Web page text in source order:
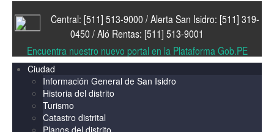
Central: [511] 513-9000 / Alerta San Isidro: [511] 319-
0450 / Aló Rentas: [511] 513-9001
Encuentra nuestro nuevo portal en la Plataforma Gob.PE
Ciudad
Información General de San Isidro
Historia del distrito
Turismo
Catastro distrital